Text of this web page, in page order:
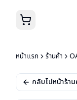
หน้าแรก ร้านค้า
กลับไปหน้าร้าน